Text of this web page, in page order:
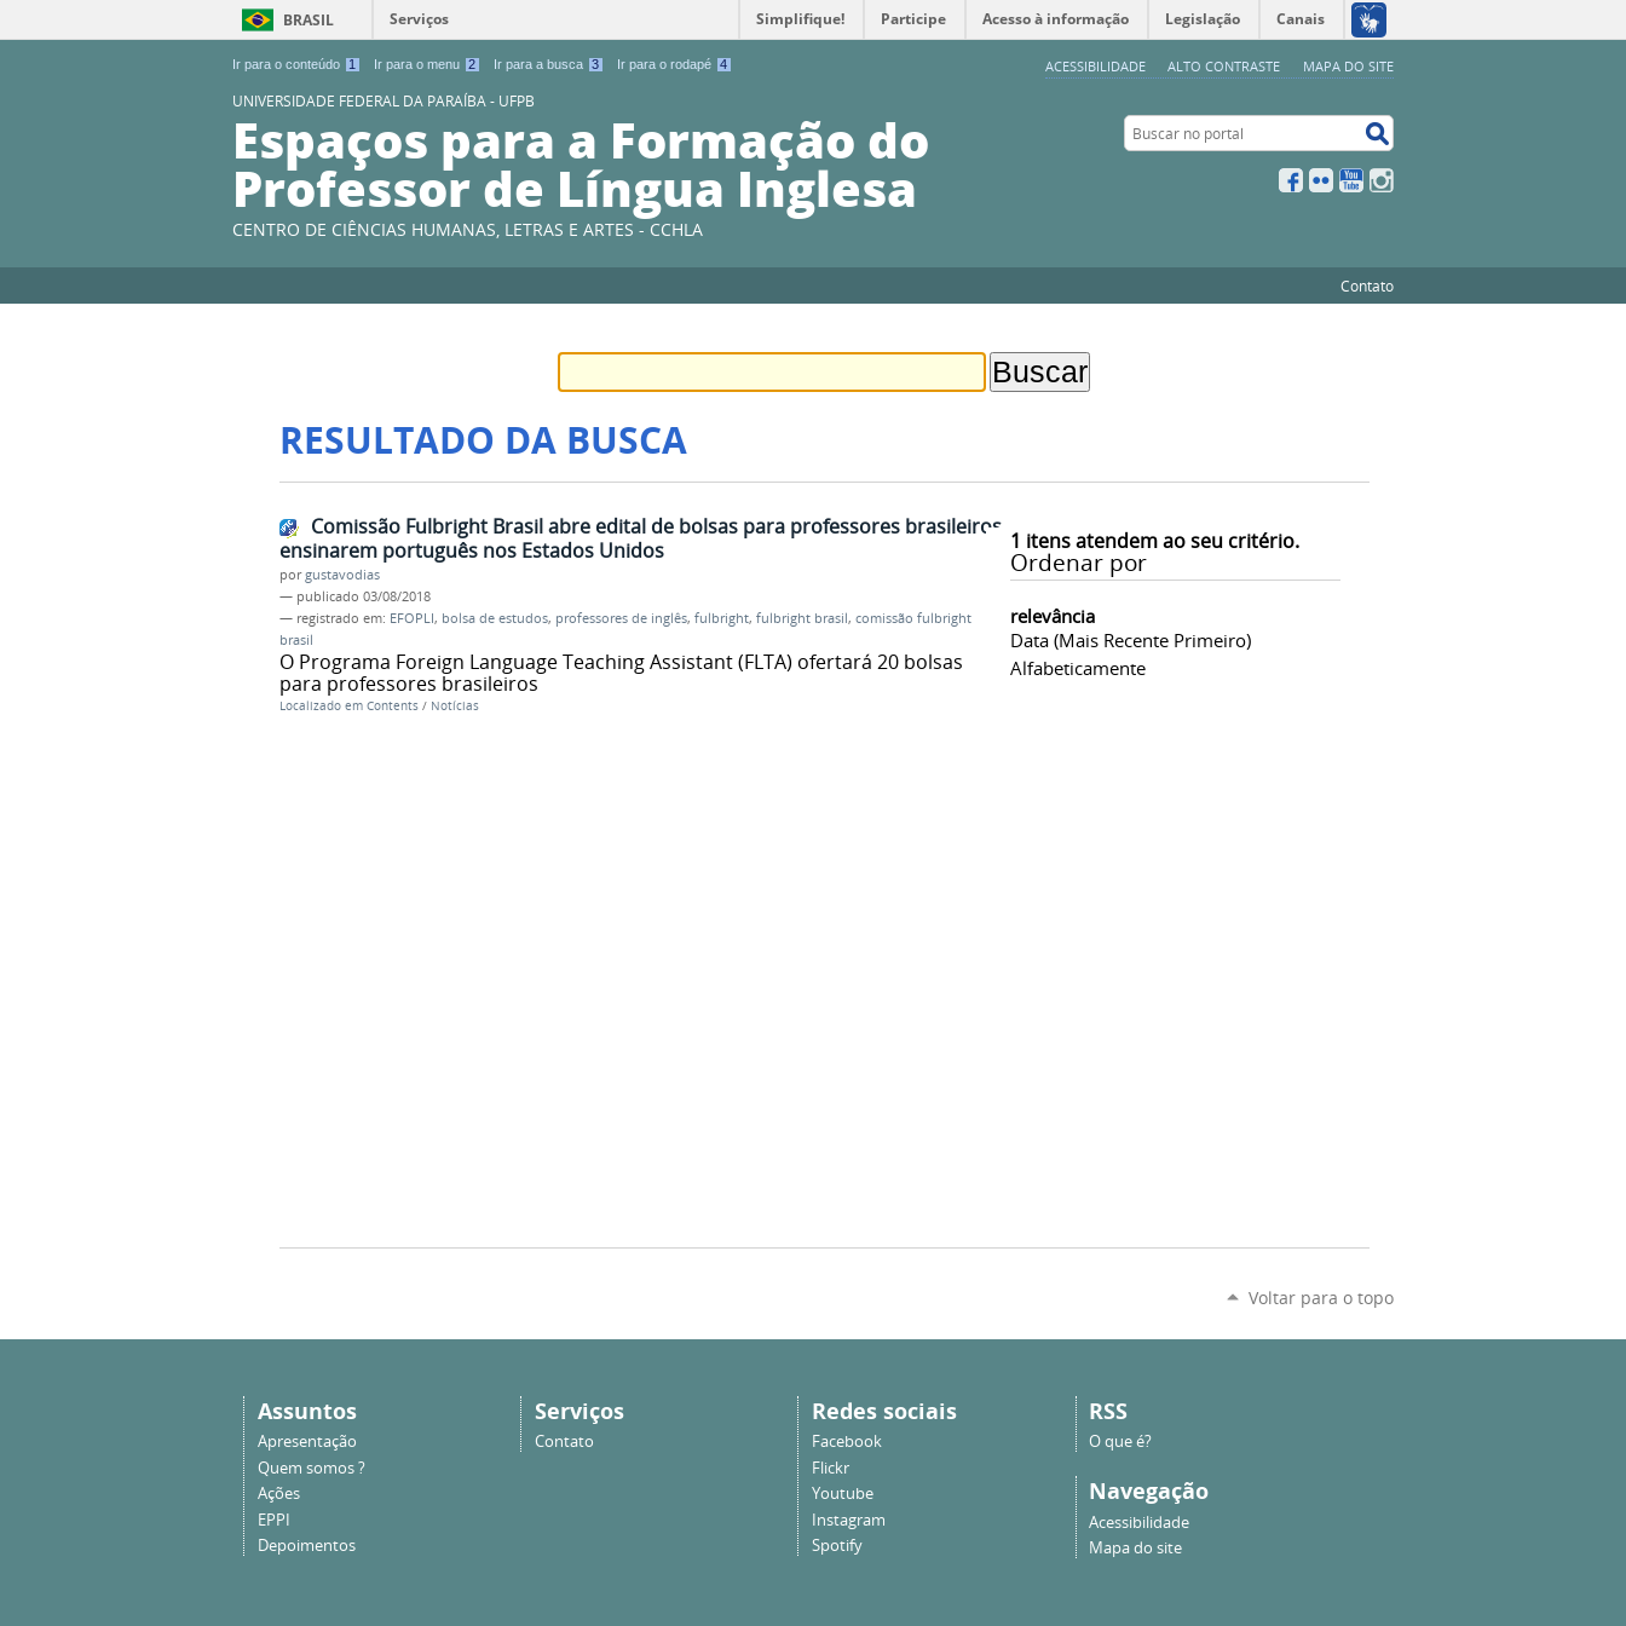
Ir para o conteúdo 1 Ir para o menu 2 Ir para a busca 3 Ir para o rodapé 4 ACESSIBILIDADE ALTO CONTRASTE MAPA DO SITE
BRASIL Serviços Simplifique! Participe Acesso à informação Legislação Canais
UNIVERSIDADE FEDERAL DA PARAÍBA - UFPB
Espaços para a Formação do
Professor de Língua Inglesa
CENTRO DE CIÊNCIAS HUMANAS, LETRAS E ARTES - CCHLA
Buscar no portal
Facebook
Flickr YouTube
Contato
RESULTADO DA BUSCA
1 itens atendem ao seu critério.
Ordenar por
relevância
Data (mais Recente Primeiro)
Alfabeticamente
Comissão Fulbright Brasil abre edital de bolsas para professores brasileiros
ensinarem português nos Estados Unidos
porgustavodias
— publicado 03/08/2018
— registrado em: EFOPLI, bolsa de estudos, professores de inglês, fulbright, fulbright brasil, comissão fulbright
brasil
O Programa Foreign Language Teaching Assistant (FLTA) ofertará 20 bolsas
para professores brasileiros
Localizado em Contents / Notícias
Voltar para o topo
Assuntos
Apresentação
Quem somos ?
Ações
EPPI
Depoimentos
Serviços
Contato
Redes sociais
Facebook
Flickr
Youtube
Instagram
Spotify
RSS
O que é?
Navegação
Acessibilidade
Mapa do site